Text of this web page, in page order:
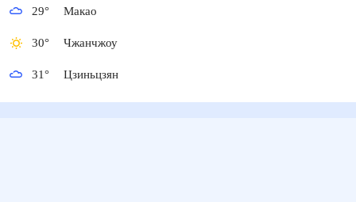
29° Макао
30° Чжанчжоу
31° Цзиньцзян